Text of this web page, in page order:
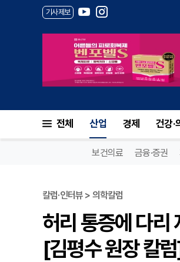
기사제보
전체 산업 경제 건강·
보건의료 금융·증권
칼럼·인터뷰 > 의학칼럼
허리 통증에 다리
[김평수 원장 칼